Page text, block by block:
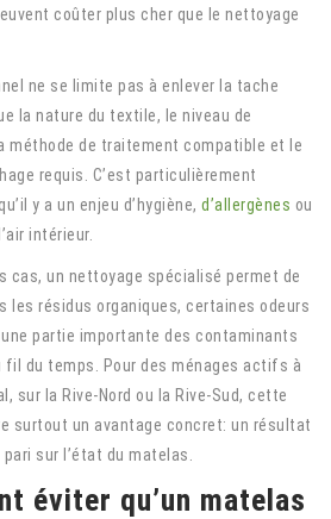
coûter plus cher que le nettoyage
ne se limite pas à enlever la tache
la nature du textile, le niveau de
méthode de traitement compatible et le
requis. C’est particulièrement
y a un enjeu d’hygiène, d’allergènes ou
intérieur.
cas, un nettoyage spécialisé permet de
les résidus organiques, certaines odeurs
partie importante des contaminants
fil du temps. Pour des ménages actifs à
sur la Rive-Nord ou la Rive-Sud, cette
surtout un avantage concret: un résultat
sur l’état du matelas.
éviter qu’un matelas